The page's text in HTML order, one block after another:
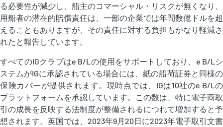
る必要性が減少し、船主のコマーシャル・リスクが無くなり、
用船者の潜在的賠償責任は、一部の企業では年間数億ドルを超
えることもありますが、その責任に対する負担もかなり軽減さ
れたと報告しています。
すべてのIGクラブはe B/Lの使用をサポートしており、e B/Lシ
ステムがIGに承認されている場合には、紙の船荷証券と同様の
保険カバーが提供されます。現時点では、IGは10社のe B/Lの
プラットフォームを承認しています。この数は、特に電子商取
引の成長を反映する法制度が整備されるにつれて増加すると予
想されます。英国では、2023年9月20日に2023年電子取引文書